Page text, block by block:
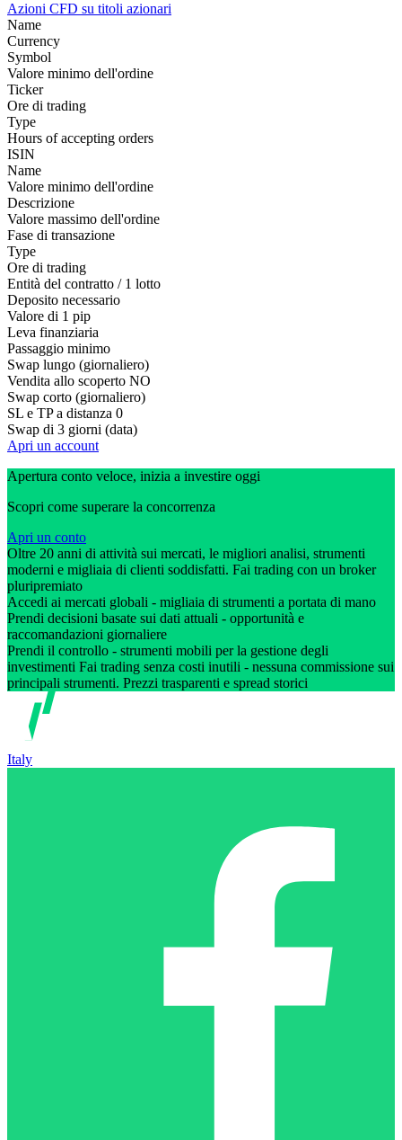
Azioni CFD su titoli azionari
Name
Currency
Symbol
Valore minimo dell'ordine
Ticker
Ore di trading
Type
Hours of accepting orders
ISIN
Name
Valore minimo dell'ordine
Descrizione
Valore massimo dell'ordine
Fase di transazione
Type
Ore di trading
Entità del contratto / 1 lotto
Deposito necessario
Valore di 1 pip
Leva finanziaria
Passaggio minimo
Swap lungo (giornaliero)
Vendita allo scoperto NO
Swap corto (giornaliero)
SL e TP a distanza 0
Swap di 3 giorni (data)
Apri un account
Apertura conto veloce, inizia a investire oggi
Scopri come superare la concorrenza
Apri un conto
Oltre 20 anni di attività sui mercati, le migliori analisi, strumenti
moderni e migliaia di clienti soddisfatti. Fai trading con un broker
pluripremiato
Accedi ai mercati globali - migliaia di strumenti a portata di mano
Prendi decisioni basate sui dati attuali - opportunità e
raccomandazioni giornaliere
Prendi il controllo - strumenti mobili per la gestione degli
investimenti Fai trading senza costi inutili - nessuna commissione sui
principali strumenti. Prezzi trasparenti e spread storici
Italy